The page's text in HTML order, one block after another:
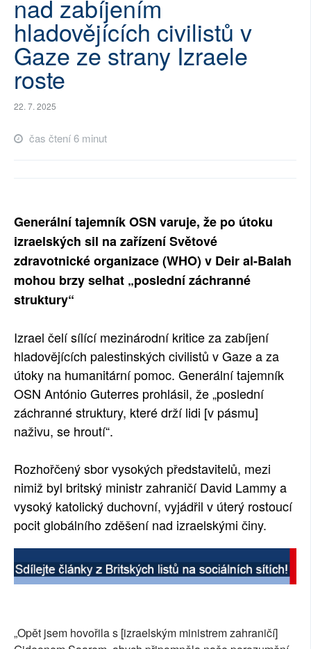
SOCIÁLNÍ SÍTĚ
RUBRIKY
PLNÁ VERZE STRÁNEK
nad zabíjením
hladovějících civilistů v
Gaze ze strany Izraele
roste
22. 7. 2025
čas čtení 6 minut
Generální tajemník OSN varuje, že po útoku
izraelských sil na zařízení Světové
zdravotnické organizace (WHO) v Deir al-Balah
mohou brzy selhat „poslední záchranné
struktury“
Izrael čelí sílící mezinárodní kritice za zabíjení
hladovějících palestinských civilistů v Gaze a za
útoky na humanitární pomoc. Generální tajemník
OSN António Guterres prohlásil, že „poslední
záchranné struktury, které drží lidi [v pásmu]
naživu, se hroutí“.
Rozhořčený sbor vysokých představitelů, mezi
nimiž byl britský ministr zahraničí David Lammy a
vysoký katolický duchovní, vyjádřil v úterý rostoucí
pocit globálního zděšení nad izraelskými činy.
„Opět jsem hovořila s [izraelským ministrem zahraničí]